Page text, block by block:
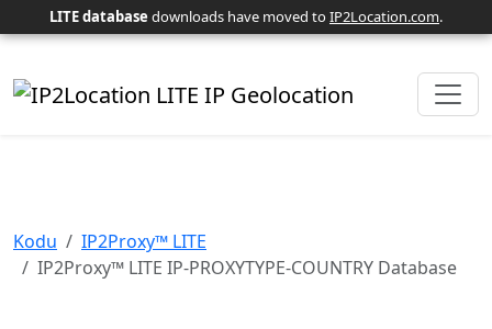
LITE database downloads have moved toIP2Location.com.
Kodu
IP2Proxy™ LITE
IP2Proxy™ LITE IP-PROXYTYPE-COUNTRY Database